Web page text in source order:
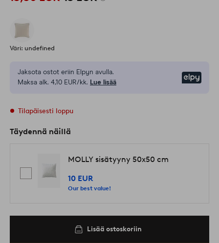
Väri: undefined
Jaksota ostot eriin Elpyn avulla.
Maksa alk. 4,10 EUR/kk. Lue lisää
Tilapäisesti loppu
Täydennä näillä
MOLLY sisätyyny 50x50 cm
10 EUR
Our best value!
Lisää ostoskoriin